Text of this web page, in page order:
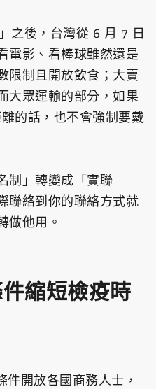
之後，台灣從 6 月 7 日
電影、看棒球雖然還是
限制且開放飲食；大賣
大眾運輸的部分，如果
的話，也不會強制要戴
制」轉變成「實聯
聯絡到你的聯絡方式就
做他用。
件縮短檢疫時
開放各國商務人士，